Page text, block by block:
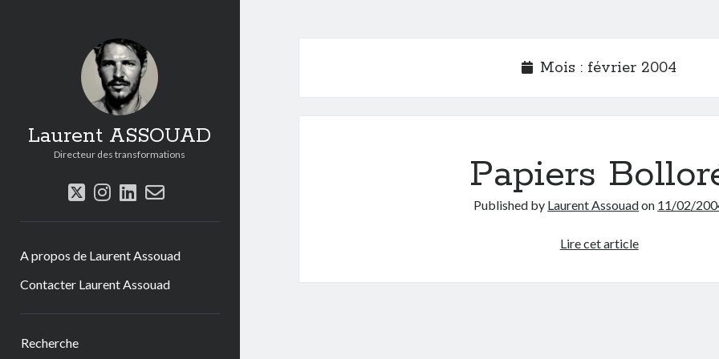
Laurent ASSOUAD
Directeur des transformations
twitter
instagram
linkedin
email-
A propos de Laurent Assouad
Contacter Laurent Assouad
Recherche
Mois : février 2004
Papiers
Published by Laurent Assouadon 11/02/
Lire cet articlePapiers